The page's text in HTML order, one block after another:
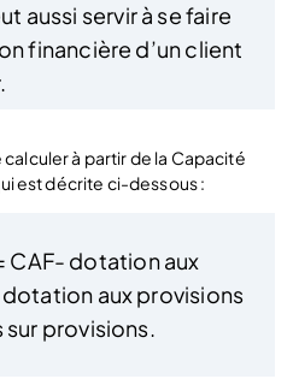
aussi servir à se faire
financière d’un client
à partir de la Capacité
est décrite ci-dessous :
CAF- dotation aux
aux provisions
sur provisions.